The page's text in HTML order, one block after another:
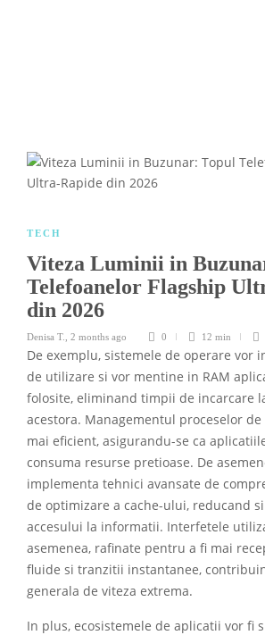
TECH
Viteza Luminii in
Telefoanelor Flagship
din 2026
Denisa T. 2 months ago 0 12 min
De exemplu, sistemele de operare vor
de utilizare si vor mentine in RAM
folosite, eliminand timpii de incarcare
acestora. Managementul proceselor
mai eficient, asigurandu-se ca
consuma resurse pretioase. De
implementa tehnici avansate de
de optimizare a cache-ului, reducand
accesului la informatii. Interfetele
asemenea, rafinate pentru a fi mai
fluide si tranzitii instantanee,
generala de viteza extrema.
In plus, ecosistemele de aplicatii vor fi